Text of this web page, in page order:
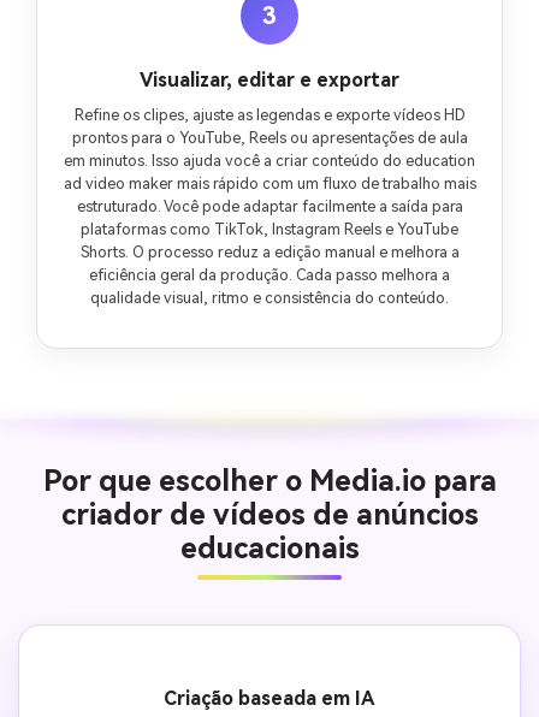
3
Visualizar, editar e exportar
Refine os clipes, ajuste as legendas e exporte vídeos HD
prontos para o YouTube, Reels ou apresentações de aula
em minutos. Isso ajuda você a criar conteúdo do education
ad video maker mais rápido com um fluxo de trabalho mais
estruturado. Você pode adaptar facilmente a saída para
plataformas como TikTok, Instagram Reels e YouTube
Shorts. O processo reduz a edição manual e melhora a
eficiência geral da produção. Cada passo melhora a
qualidade visual, ritmo e consistência do conteúdo.
Por que escolher o Media.io para
criador de vídeos de anúncios
educacionais
Criação baseada em IA